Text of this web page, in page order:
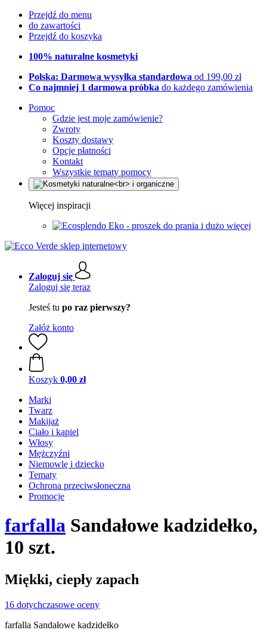
Przejdź do menu
do zawartości
Przejdź do koszyka
100% naturalne kosmetyki
Polska: Darmowa wysyłka standardowa od 199,00 zł
Co najmniej 1 darmowa próbka do każdego zamówienia
Pomoc
Gdzie jest moje zamówienie?
Zwroty
Koszty dostawy
Opcje płatności
Kontakt
Wszystkie tematy pomocy
Więcej inspiracji
Eko - proszek do prania i dużo więcej
Zaloguj się
Zaloguj się teraz
Jesteś tu po raz pierwszy?
Załóż konto
Koszyk 0,00 zł
Marki
Twarz
Makijaż
Ciało i kąpiel
Włosy
Mężczyźni
Niemowlę i dziecko
Tematy
Ochrona przeciwsłoneczna
Promocje
farfalla Sandałowe kadzidełko,
10 szt.
Miękki, ciepły zapach
16 dotychczasowe oceny
farfalla Sandałowe kadzidełko